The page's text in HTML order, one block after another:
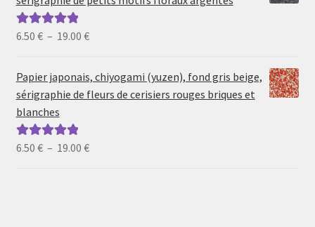
19.00 €
Note5.00sur
6.50 € – 19.00 €Plage
prix :
6.50 €
Papier japonais, chiyogami (yuzen), fond gris beige,
sérigraphie de fleurs de cerisiers rouges briques et
blanches
Note5.00sur
6.50 € – 19.00 €Plage